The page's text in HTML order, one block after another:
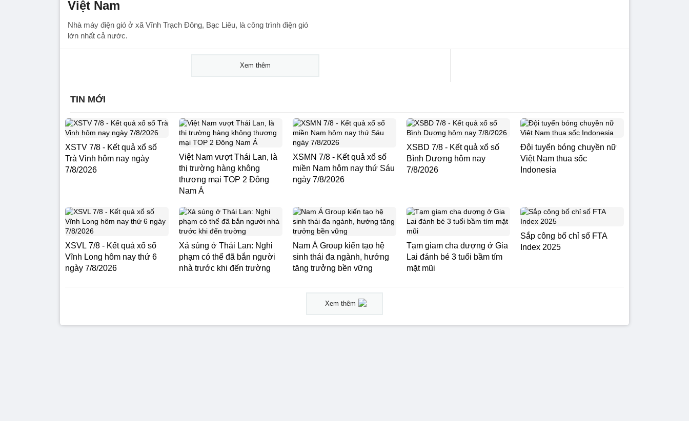
Việt Nam
Nhà máy điện gió ở xã Vĩnh Trạch Đông, Bạc Liêu, là công trình điện gió
lớn nhất cả nước.
Xem thêm
TIN MỚI
XSTV 7/8 - Kết quả xổ số
Trà Vinh hôm nay ngày
7/8/2026
Việt Nam vượt Thái Lan, là
thị trường hàng không
thương mại TOP 2 Đông
Nam Á
XSMN 7/8 - Kết quả xổ số
miền Nam hôm nay thứ Sáu
ngày 7/8/2026
XSBD 7/8 - Kết quả xổ số
Bình Dương hôm nay
7/8/2026
Đội tuyển bóng chuyền nữ
Việt Nam thua sốc
Indonesia
XSVL 7/8 - Kết quả xổ số
Vĩnh Long hôm nay thứ 6
ngày 7/8/2026
Xả súng ở Thái Lan: Nghi
phạm có thể đã bắn người
nhà trước khi đến trường
Nam Á Group kiến tạo hệ
sinh thái đa ngành, hướng
tăng trưởng bền vững
Tạm giam cha dượng ở Gia
Lai đánh bé 3 tuổi bầm tím
mặt mũi
Sắp công bố chỉ số FTA
Index 2025
Xem thêm